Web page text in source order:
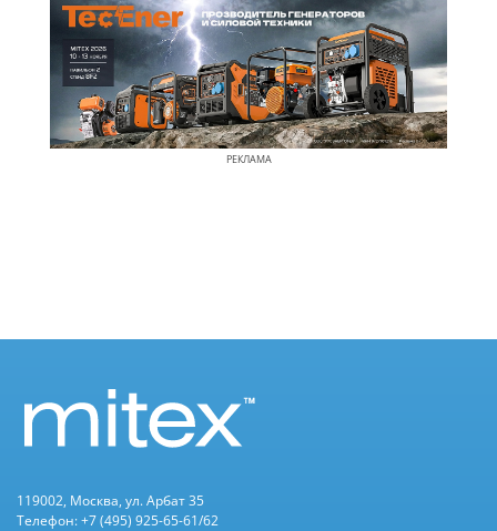
РЕКЛАМА
119002, Москва, ул. Арбат 35
Телефон: +7 (495) 925-65-61/62